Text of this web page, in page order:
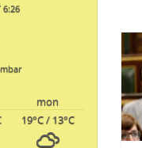
6:26 am
mbar
mon
19°C/ 13°C